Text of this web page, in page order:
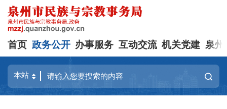
首页 政务公开 办事服务 互动交流 机关党建 泉州